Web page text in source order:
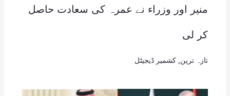
منیر اور وزراء نے عمرہ کی سعادت حاصل
کر لی
تازہ ترین کشمیر ڈیجیٹل